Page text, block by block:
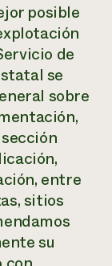
posible
de
se
sobre
entre
sitios
su